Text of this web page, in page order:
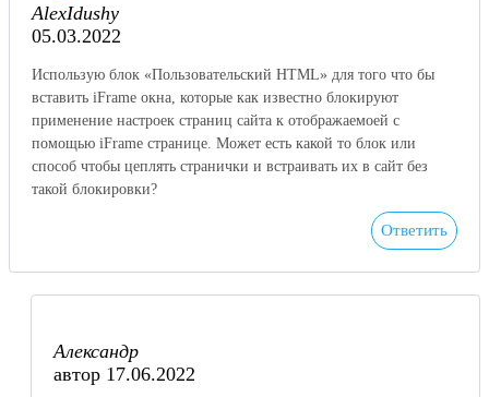
AlexIdushy
05.03.2022
Использую блок «Пользовательский HTML» для того что бы
вставить iFrame окна, которые как известно блокируют
применение настроек страниц сайта к отображаемоей с
помощью iFrame странице. Может есть какой то блок или
способ чтобы цеплять странички и встраивать их в сайт без
такой блокировки?
Ответить
Александр
автор 17.06.2022